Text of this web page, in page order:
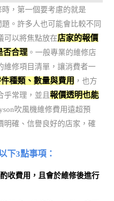
，第一個要考慮的就是
。許多人也可能會比較不同
可以將焦點放在店家的報價
否合理 。一般專業的維修店
維修項目清單，讓消費者一
種類、數量與費用 ，也方
乎常理，並且報價透明也能
吹風機維修費用遠超預
明確、信譽良好的店家，確
下3點事項：
收費用，且會於維修後進行